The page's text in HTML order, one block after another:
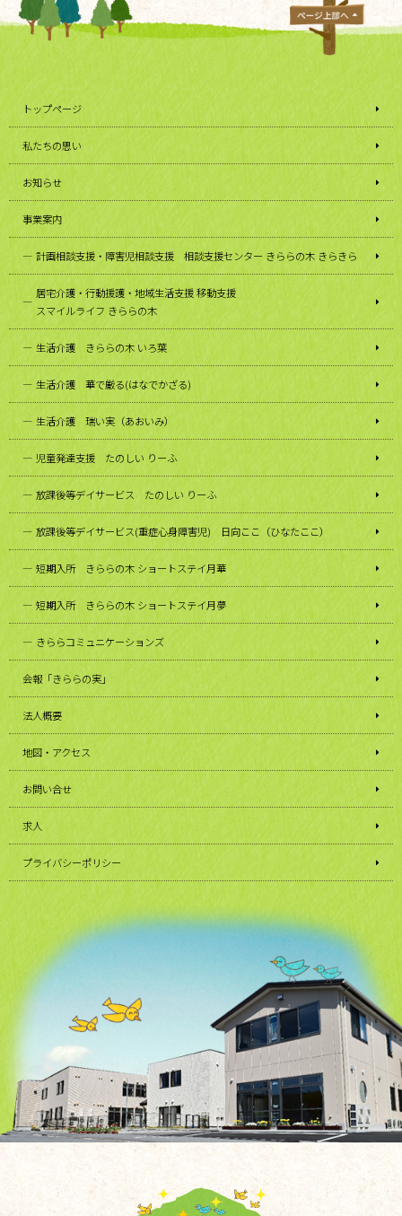
トップページ
私たちの思い
お知らせ
事業案内
計画相談支援・障害児相談支援 相談支援センター きららの木 きらきら
居宅介護・行動援護・地域生活支援 移動支援
スマイルライフ きららの木
生活介護 きららの木 いろ葉
生活介護 華で厳る(はなでかざる)
生活介護 瑞い実（あおいみ）
児童発達支援 たのしい りーふ
放課後等デイサービス たのしい りーふ
放課後等デイサービス(重症心身障害児) 日向ここ（ひなたここ）
短期入所 きららの木 ショートステイ月華
短期入所 きららの木 ショートステイ月夢
きららコミュニケーションズ
会報「きららの実」
法人概要
地図・アクセス
お問い合せ
求人
プライバシーポリシー